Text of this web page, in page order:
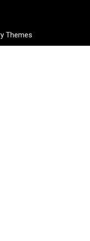
Themes